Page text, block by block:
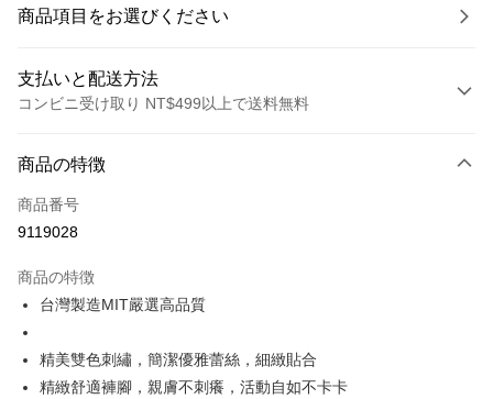
商品項目をお選びください
支払いと配送方法
コンビニ受け取り NT$499以上で送料無料
クレジットカード1回払い
コンビニ店頭代金引換
Apple Pay
JKOPAY
Easy Wallet
商品の特徴
商品番号
9119028
商品の特徴
台灣製造MIT嚴選高品質
精美雙色刺繡，簡潔優雅蕾絲，細緻貼合
精緻舒適褲腳，親膚不刺癢，活動自如不卡卡